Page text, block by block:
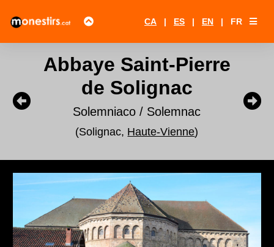
CA | ES | EN | FR
Abbaye Saint-Pierre
de Solignac
Solemniaco / Solemnac
(Solignac, Haute-Vienne)